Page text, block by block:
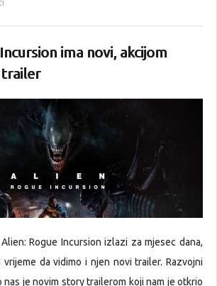
ima novi, akcijom
trailer
Rogue Incursion izlazi za mjesec dana,
da vidimo i njen novi trailer. Razvojni
nas je novim story trailerom koji nam je otkrio